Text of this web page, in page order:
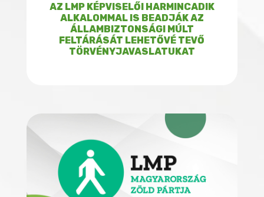
AZ LMP KÉPVISELŐI HARMINCADIK
ALKALOMMAL IS BEADJÁK AZ
ÁLLAMBIZTONSÁGI MÚLT
FELTÁRÁSÁT LEHETŐVÉ TEVŐ
TÖRVÉNYJAVASLATUKAT